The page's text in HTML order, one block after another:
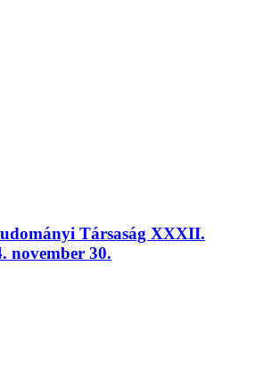
Társaság XXXII.
november 30.